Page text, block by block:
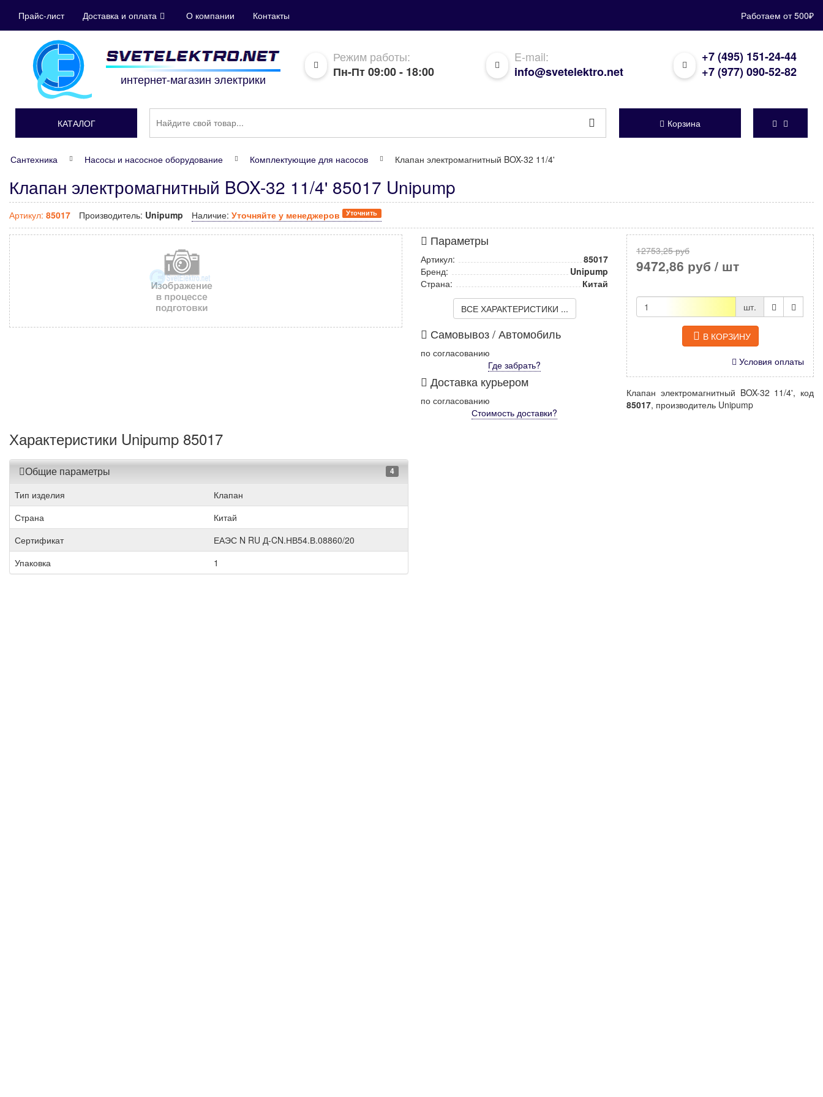
Прайс-лист Доставка и оплата О компании Контакты Работаем от 500₽
интернет-магазин электрики
Режим работы:
Пн-Пт 09:00 - 18:00
E-mail:
info@svetelektro.net
+7 (495) 151-24-44
+7 (977) 090-52-82
КАТАЛОГ Корзина
Сантехника Насосы и насосное оборудование Комплектующие для насосов Клапан электромагнитный BOX-32 11/4'
Клапан электромагнитный BOX-32 11/4' 85017 Unipump
Артикул: 85017 Производитель: Unipump Наличие: Уточняйте у менеджеров Уточнить
Параметры
Артикул:
85017
Бренд:
Unipump
Страна:
Китай
ВСЕ ХАРАКТЕРИСТИКИ ...
Самовывоз / Автомобиль
по согласованию
Где забрать?
Доставка курьером
по согласованию
Стоимость доставки?
12753,25 руб
9472,86 руб / шт
шт.
В КОРЗИНУ
Условия оплаты
Клапан электромагнитный BOX-32 11/4', код
85017, производитель Unipump
Характеристики Unipump 85017
Общие параметры 4
Тип изделия
Клапан
Страна
Китай
Сертификат
ЕАЭС N RU Д-CN.НВ54.В.08860/20
Упаковка
1